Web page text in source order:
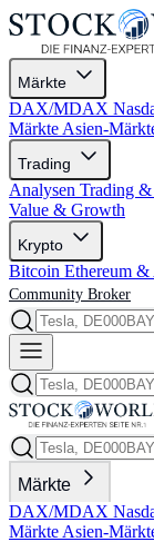
Märkte
DAX/MDAX
Märkte Asien-
Trading
Analysen Trading
Value & Growth
Krypto
Bitcoin Ethereum
Community Broker
Märkte
DAX/MDAX
Märkte Asien-